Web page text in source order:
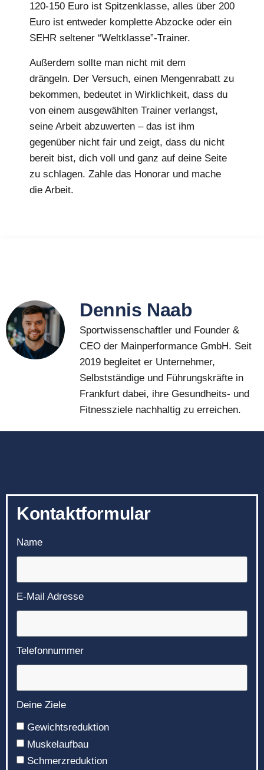
120-150 Euro ist Spitzenklasse, alles über 200
Euro ist entweder komplette Abzocke oder ein
SEHR seltener “Weltklasse”-Trainer.
Außerdem sollte man nicht mit dem
drängeln. Der Versuch, einen Mengenrabatt zu
bekommen, bedeutet in Wirklichkeit, dass du
von einem ausgewählten Trainer verlangst,
seine Arbeit abzuwerten – das ist ihm
gegenüber nicht fair und zeigt, dass du nicht
bereit bist, dich voll und ganz auf deine Seite
zu schlagen. Zahle das Honorar und mache
die Arbeit.
Dennis Naab
Sportwissenschaftler und Founder &
CEO der Mainperformance GmbH. Seit
2019 begleitet er Unternehmer,
Selbstständige und Führungskräfte in
Frankfurt dabei, ihre Gesundheits- und
Fitnessziele nachhaltig zu erreichen.
Kontaktformular
Name
E-Mail Adresse
Telefonnummer
Deine Ziele
Gewichtsreduktion
Muskelaufbau
Schmerzreduktion